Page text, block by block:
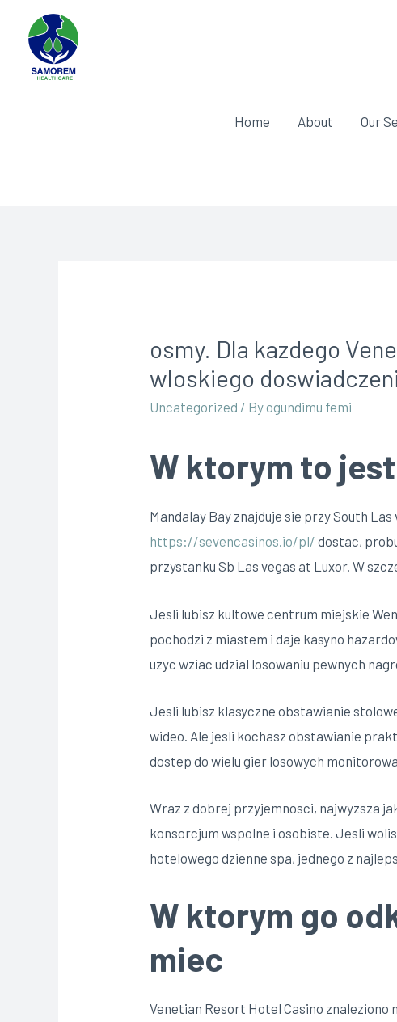
Home About Our
osmy. Dla kazdego
wloskiego
Uncategorized / Byogundimu femi
W ktorym to
Mandalay Bay znajduje sie przy South
https://sevencasinos.io/pl/ dostac,
przystanku Sb Las vegas at Luxor. W
Jesli lubisz kultowe centrum miejskie
pochodzi z miastem i daje kasyno
uzyc wziac udzial losowaniu pewnych
Jesli lubisz klasyczne obstawianie
wideo. Ale jesli kochasz obstawianie
dostep do wielu gier losowych
Wraz z dobrej przyjemnosci, najwyzsza
konsorcjum wspolne i osobiste. Jesli
hotelowego dzienne spa, jednego z
W ktorym go
miec
Venetian Resort Hotel Casino znaleziono